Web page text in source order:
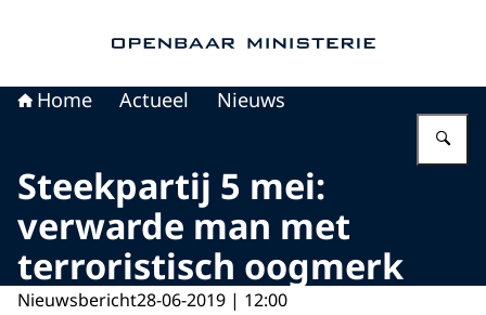
Home Actueel Nieuws
Steekpartij 5 mei:
verwarde man met
terroristisch oogmerk
Nieuwsbericht28-06-2019 | 12:00